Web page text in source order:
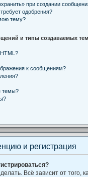
при создании
одобрения?
тему?
и типы создаваемых тем
к сообщениям?
темы?
и регистрация
Всё зависит от